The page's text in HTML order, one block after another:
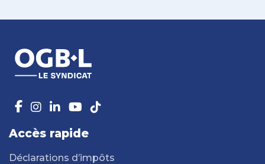
Accès rapide
Déclarations d’impôts